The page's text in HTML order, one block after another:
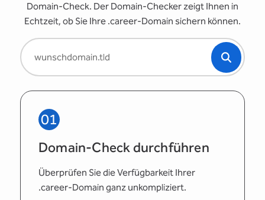
Domain-Check. Der Domain-Checker zeigt Ihnen in
Echtzeit, ob Sie Ihre .career-Domain sichern können.
01
Domain-Check durchführen
Überprüfen Sie die Verfügbarkeit Ihrer
.career-Domain ganz unkompliziert.